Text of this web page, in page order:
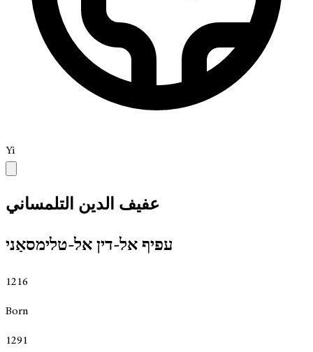
Yi
عفيف الدين التلمساني
עפיף אל-דין אל-טלימסאַני
1216
Born
1291